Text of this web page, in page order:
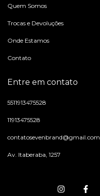
Quem Somos
Trocas e Devoluções
Onde Estamos
Contato
Entre em contato
5511913475528
11913475528
contatosevenbrand@gmail.com
Av. Itaberaba, 1257